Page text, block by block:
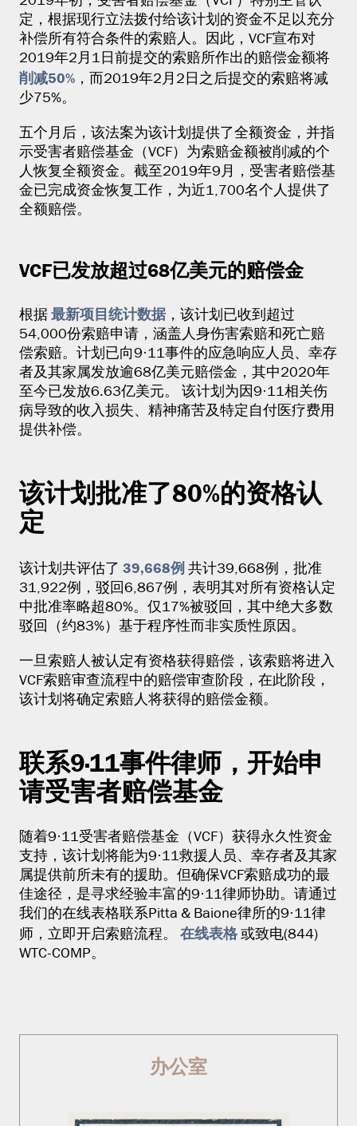
定，根据现行立法拨付给该计划的资金不足以充分
补偿所有符合条件的索赔人。因此，VCF宣布对
2019年2月1日前提交的索赔所作出的赔偿金额将
削减50% ，而2019年2月2日之后提交的索赔将减
少75%。
五个月后，该法案为该计划提供了全额资金，并指
示受害者赔偿基金（VCF）为索赔金额被削减的个
人恢复全额资金。截至2019年9月，受害者赔偿基
金已完成资金恢复工作，为近1,700名个人提供了
全额赔偿。
VCF已发放超过68亿美元的赔偿金
根据 最新项目统计数据 ，该计划已收到超过
54,000份索赔申请，涵盖人身伤害索赔和死亡赔
偿索赔。计划已向9·11事件的应急响应人员、幸存
者及其家属发放逾68亿美元赔偿金，其中2020年
至今已发放6.63亿美元。 该计划为因9·11相关伤
病导致的收入损失、精神痛苦及特定自付医疗费用
提供补偿。
该计划批准了80%的资格认
定
该计划共评估了 39,668例 共计39,668例，批准
31,922例，驳回6,867例，表明其对所有资格认定
中批准率略超80%。仅17%被驳回，其中绝大多数
驳回（约83%）基于程序性而非实质性原因。
一旦索赔人被认定有资格获得赔偿，该索赔将进入
VCF索赔审查流程中的赔偿审查阶段，在此阶段，
该计划将确定索赔人将获得的赔偿金额。
联系9·11事件律师，开始申
请受害者赔偿基金
随着9·11受害者赔偿基金（VCF）获得永久性资金
支持，该计划将能为9·11救援人员、幸存者及其家
属提供前所未有的援助。但确保VCF索赔成功的最
佳途径，是寻求经验丰富的9·11律师协助。请通过
我们的在线表格联系Pitta & Baione律所的9·11律
师，立即开启索赔流程。 在线表格或致电(844)
WTC-COMP。
办公室